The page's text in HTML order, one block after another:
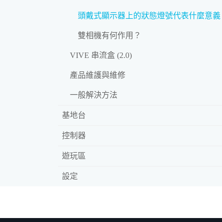
頭戴式顯示器上的狀態燈號代表什麼意義
雙相機有何作用？
VIVE 串流盒 (2.0)
產品維護與維修
一般解決方法
基地台
控制器
遊玩區
設定